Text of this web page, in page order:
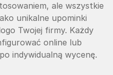
ale wszystkie
unikalne upominki
Twojej firmy. Każdy
online lub
indywidualną wycenę.